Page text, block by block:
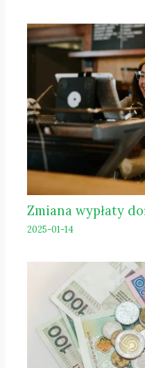
Zmiana wypłaty
2025-01-14